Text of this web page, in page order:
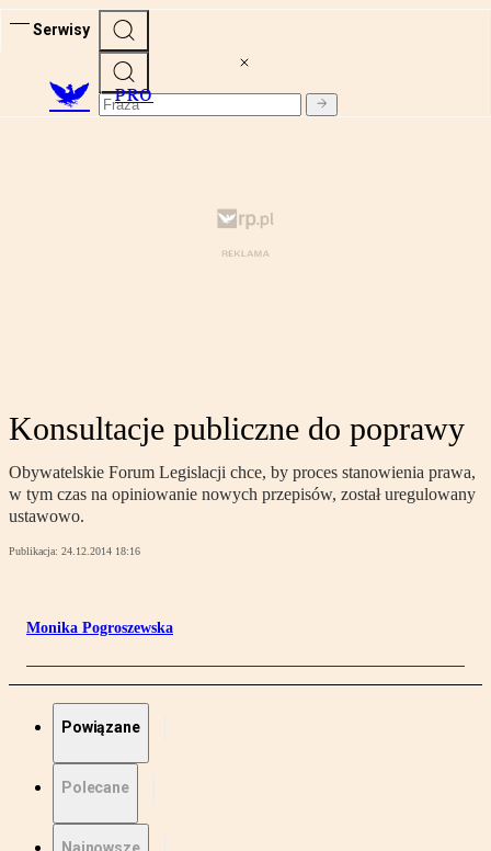
Serwisy
PRO
Konsultacje publiczne do poprawy
Obywatelskie Forum Legislacji chce, by proces stanowienia prawa,
w tym czas na opiniowanie nowych przepisów, został uregulowany
ustawowo.
Publikacja: 24.12.2014 18:16
Monika Pogroszewska
Powiązane
Polecane